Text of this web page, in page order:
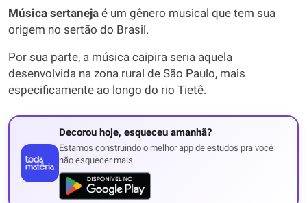
Música sertaneja é um gênero musical que tem sua
origem no sertão do Brasil.
Por sua parte, a música caipira seria aquela
desenvolvida na zona rural de São Paulo, mais
especificamente ao longo do rio Tietê.
Decorou hoje, esqueceu amanhã?
Estamos construindo o melhor app de estudos pra você
não esquecer mais.